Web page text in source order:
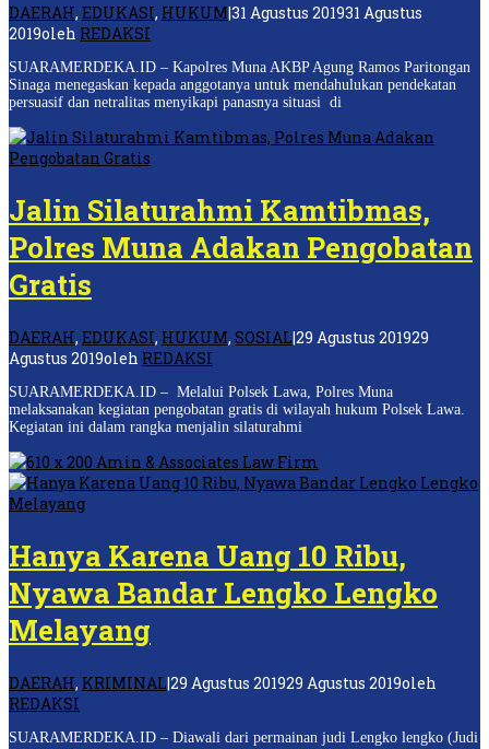
DAERAH, EDUKASI, HUKUM|31 Agustus 201931 Agustus
2019oleh REDAKSI
SUARAMERDEKA.ID – Kapolres Muna AKBP Agung Ramos Paritongan
Sinaga menegaskan kepada anggotanya untuk mendahulukan pendekatan
persuasif dan netralitas menyikapi panasnya situasi di
Jalin Silaturahmi Kamtibmas,
Polres Muna Adakan Pengobatan
Gratis
DAERAH, EDUKASI, HUKUM, SOSIAL|29 Agustus 201929
Agustus 2019oleh REDAKSI
SUARAMERDEKA.ID – Melalui Polsek Lawa, Polres Muna
melaksanakan kegiatan pengobatan gratis di wilayah hukum Polsek Lawa.
Kegiatan ini dalam rangka menjalin silaturahmi
Hanya Karena Uang 10 Ribu,
Nyawa Bandar Lengko Lengko
Melayang
DAERAH, KRIMINAL|29 Agustus 201929 Agustus 2019oleh
REDAKSI
SUARAMERDEKA.ID – Diawali dari permainan judi Lengko lengko (Judi